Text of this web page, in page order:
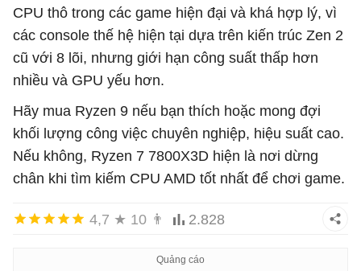
CPU thô trong các game hiện đại và khá hợp lý, vì
các console thế hệ hiện tại dựa trên kiến ​​trúc Zen 2
cũ với 8 lõi, nhưng giới hạn công suất thấp hơn
nhiều và GPU yếu hơn.
Hãy mua Ryzen 9 nếu bạn thích hoặc mong đợi
khối lượng công việc chuyên nghiệp, hiệu suất cao.
Nếu không, Ryzen 7 7800X3D hiện là nơi dừng
chân khi tìm kiếm CPU AMD tốt nhất để chơi game.
4,7 ★ 10 👨 2.828